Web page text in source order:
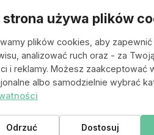
spodobać
strona używa plików
plików cookies, aby zapewnić
analizować ruch oraz - za
i reklamy. Możesz zaakceptować
albo samodzielnie wybrać
Odrzuć Dostosuj